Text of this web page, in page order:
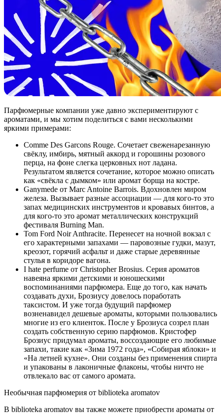
Парфюмерные компании уже давно экспериментируют с
ароматами, и мы хотим поделиться с вами несколькими
яркими примерами:
Comme Des Garcons Rouge. Сочетает свеженарезанную
свёклу, имбирь, мятный аккорд и горошины розового
перца, на фоне слегка церковных нот ладана.
Результатом является сочетание, которое можно описать
как «свёкла с дымком» или аромат борща на костре.
Ganymede от Marc Antoine Barrois. Вдохновлен миром
железа. Вызывает разные ассоциации — для кого-то это
запах медицинских инструментов и кровавых бинтов, а
для кого-то это аромат металлических конструкций
фестиваля Burning Man.
Tom Ford Noir Anthracite. Перенесет на ночной вокзал с
его характерными запахами — паровозные гудки, мазут,
креозот, горячий асфальт и даже старые деревянные
стулья в коридоре вагона.
I hate perfume от Christopher Brosius. Серия ароматов
навеяна яркими детскими и юношескими
воспоминаниями парфюмера. Еще до того, как начать
создавать духи, Брозиусу довелось поработать
таксистом. И уже тогда будущий парфюмер
возненавидел дешевые ароматы, которыми пользовались
многие из его клиенток. После у Брозиуса созрел план
создать собственную серию парфюмов. Кристофер
Брозиус придумал ароматы, воссоздающие его любимые
запахи, такие как «Зима 1972 года», «Собирая яблоки» и
«На летней кухне». Они созданы без применения спирта
и упакованы в лаконичные флаконы, чтобы ничто не
отвлекало вас от самого аромата.
Необычная парфюмерия от biblioteka aromatov
В biblioteka aromatov вы также можете приобрести ароматы от